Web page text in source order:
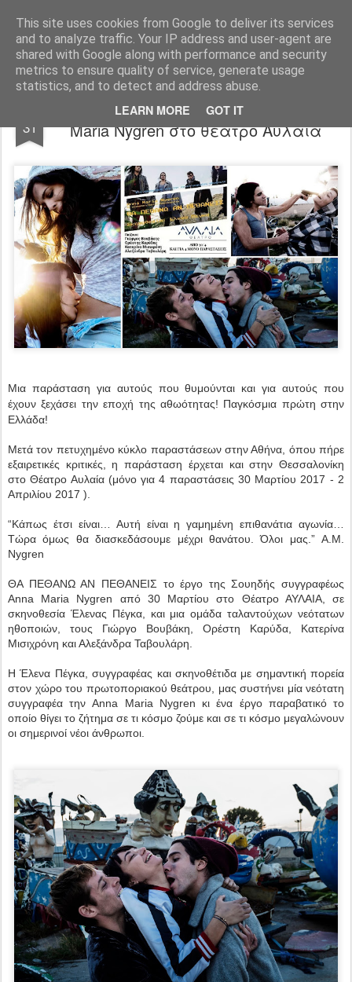
This site uses cookies from Google to deliver its services
and to analyze traffic. Your IP address and user-agent are
shared with Google along with performance and security
metrics to ensure quality of service, generate usage
statistics, and to detect and address abuse.
LEARN MORE GOT IT
ΠΑΡΑΛΙΑΚΑ -PARALIAKA.GR ΖΗΣΕ ΤΗΝ ΠΟΛΗ ΣΟΥ ΚΑΘΕ ΣΤΙΓΜΗ, ΣΕ ΚΑΘΕ ΓΩΝΙΑ ΤΗΣ , ΣΤΟ ΜΕΓΙΣΤΟ ΒΑΘΜΟ!
Αρχική σελίδα
31
"ΘΑ ΠΕΘΑΝΩ ΑΝ ΠΕΘΑΝΕΙΣ" της Anna
Maria Nygren στο θέατρο Αυλαία
Μια παράσταση για αυτούς που θυμούνται και για αυτούς που
έχουν ξεχάσει την εποχή της αθωότητας! Παγκόσμια πρώτη στην
Ελλάδα!
Μετά τον πετυχημένο κύκλο παραστάσεων στην Αθήνα, όπου πήρε
εξαιρετικές κριτικές, η παράσταση έρχεται και στην Θεσσαλονίκη
στο Θέατρο Αυλαία (μόνο για 4 παραστάσεις 30 Μαρτίου 2017 - 2
Απριλίου 2017 ).
“Κάπως έτσι είναι… Αυτή είναι η γαμημένη επιθανάτια αγωνία…
Τώρα όμως θα διασκεδάσουμε μέχρι θανάτου. Όλοι μας.” A.M.
Nygren
ΘΑ ΠΕΘΑΝΩ ΑΝ ΠΕΘΑΝΕΙΣ το έργο της Σουηδής συγγραφέως
Anna Maria Nygren από 30 Μαρτίου στο Θέατρο ΑΥΛΑΙΑ, σε
σκηνοθεσία Έλενας Πέγκα, και μια ομάδα ταλαντούχων νεότατων
ηθοποιών, τους Γιώργο Βουβάκη, Ορέστη Καρύδα, Κατερίνα
Μισιχρόνη και Αλεξάνδρα Ταβουλάρη.
Η Έλενα Πέγκα, συγγραφέας και σκηνοθέτιδα με σημαντική πορεία
στον χώρο του πρωτοποριακού θεάτρου, μας συστήνει μία νεότατη
συγγραφέα την Anna Maria Nygren κι ένα έργο παραβατικό το
οποίο θίγει το ζήτημα σε τι κόσμο ζούμε και σε τι κόσμο μεγαλώνουν
οι σημερινοί νέοι άνθρωποι.